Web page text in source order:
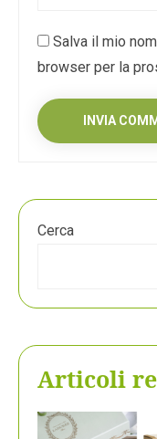
Salva il mio
browser per la
Cerca
Articoli